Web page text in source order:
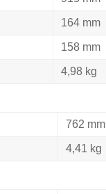
164 mm
158 mm
4,98 kg
762 mm
4,41 kg